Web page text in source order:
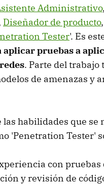
Administrativo,
Diseñador de producto,
Tester'. Es
aplicar pruebas a
. Parte del trabajo
de amenazas y
las habilidades que se
'Penetration Tester'
con pruebas
y revisión de